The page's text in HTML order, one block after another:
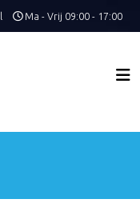
Ma - Vrij 09:00 - 17:00